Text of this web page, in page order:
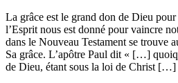
La grâce est le grand don de Dieu
l’Esprit nous est donné pour vaincre
dans le Nouveau Testament se trouve
Sa grâce. L’apôtre Paul dit « […]
de Dieu, étant sous la loi de Christ